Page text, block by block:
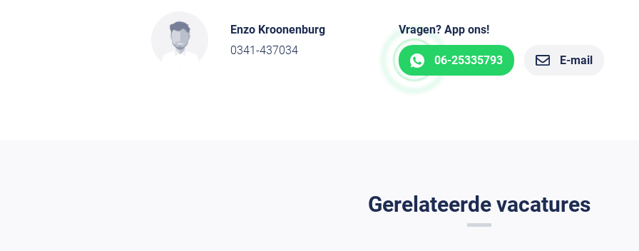
Enzo Kroonenburg
0341-437034
Vragen? App ons!
06-25335793 E-mail
Gerelateerde vacatures